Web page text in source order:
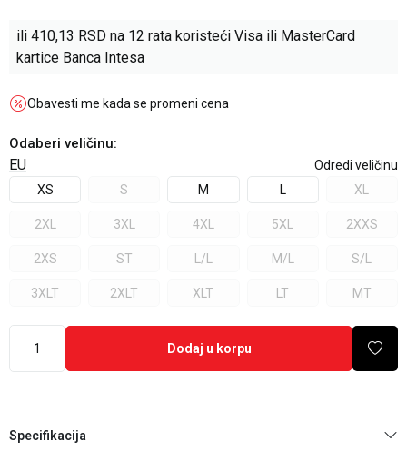
ili 410,13 RSD na 12 rata koristeći Visa ili MasterCard
kartice Banca Intesa
Obavesti me kada se promeni cena
Odaberi veličinu:
EU
Odredi veličinu
XS
S M L XL
2XL 3XL 4XL 5XL 2XXS
2XS ST L/L M/L S/L
3XLT 2XLT XLT LT MT
Dodaj u korpu
Specifikacija